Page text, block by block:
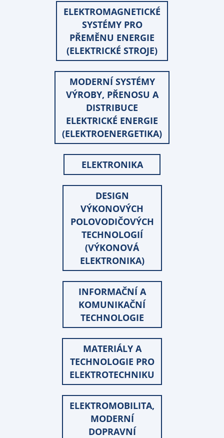
ELEKTROMAGNETICKÉ
SYSTÉMY PRO
PŘEMĚNU ENERGIE
(ELEKTRICKÉ STROJE)
MODERNÍ SYSTÉMY
VÝROBY, PŘENOSU A
DISTRIBUCE
ELEKTRICKÉ ENERGIE
(ELEKTROENERGETIKA)
ELEKTRONIKA
DESIGN
VÝKONOVÝCH
POLOVODIČOVÝCH
TECHNOLOGIÍ
(VÝKONOVÁ
ELEKTRONIKA)
INFORMAČNÍ A
KOMUNIKAČNÍ
TECHNOLOGIE
MATERIÁLY A
TECHNOLOGIE PRO
ELEKTROTECHNIKU
ELEKTROMOBILITA,
MODERNÍ
DOPRAVNÍ